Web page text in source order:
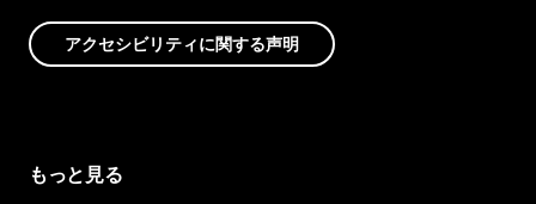
アクセシビリティに関する声明
もっと見る